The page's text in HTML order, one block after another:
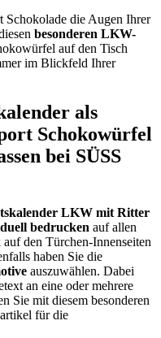
Schokolade die Augen Ihrer
besonderen LKW-
auf den Tisch
im Blickfeld Ihrer
als
Schokowürfel
bei SÜSS
LKW mit Ritter
bedrucken auf allen
den Türchen-Innenseiten
haben Sie die
auszuwählen. Dabei
an eine oder mehrere
Sie mit diesem besonderen
für die